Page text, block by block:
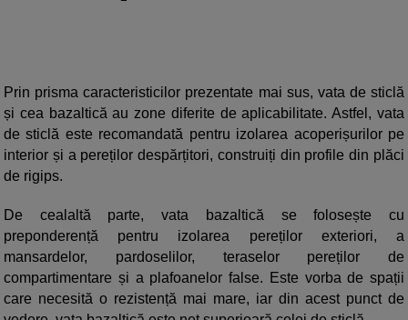
Prin prisma caracteristicilor prezentate mai sus, vata de sticlă
și cea bazaltică au zone diferite de aplicabilitate. Astfel, vata
de sticlă este recomandată pentru izolarea acoperișurilor pe
interior și a pereților despărțitori, construiți din profile din plăci
de rigips.
De cealaltă parte, vata bazaltică se folosește cu
preponderență pentru izolarea pereților exteriori, a
mansardelor, pardoselilor, teraselor pereților de
compartimentare și a plafoanelor false. Este vorba de spații
care necesită o rezistență mai mare, iar din acest punct de